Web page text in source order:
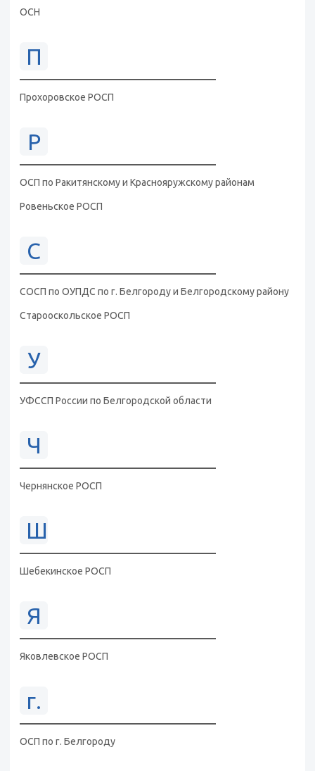
ОСН
П
Прохоровское РОСП
Р
ОСП по Ракитянскому и Краснояружскому районам
Ровеньское РОСП
С
СОСП по ОУПДС по г. Белгороду и Белгородскому району
Старооскольское РОСП
У
УФССП России по Белгородской области
Ч
Чернянское РОСП
Ш
Шебекинское РОСП
Я
Яковлевское РОСП
г.
ОСП по г. Белгороду